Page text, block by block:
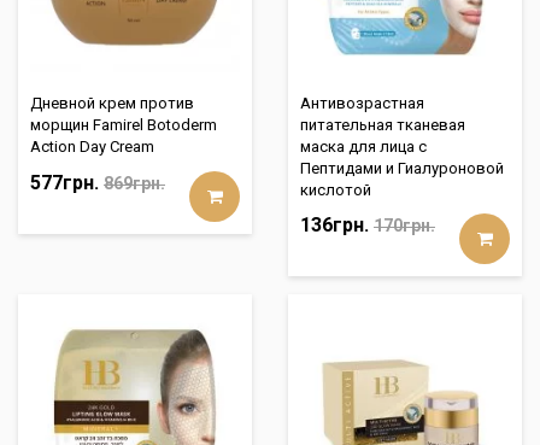
Дневной крем против
морщин Famirel Botoderm
Action Day Cream
577грн. 869грн.
Aнтивозрастная
питательная тканевая
маска для лица с
Пептидами и Гиалуроновой
кислотой
136грн. 170грн.